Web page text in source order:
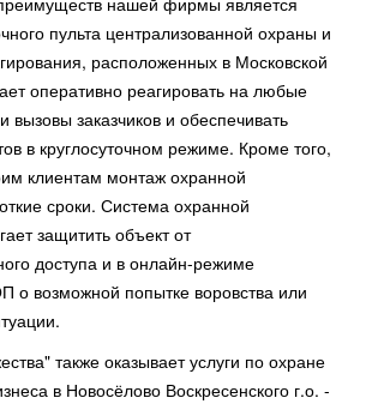
пульта централизованной охраны и
расположенных в Московской
оперативно реагировать на любые
вызовы заказчиков и обеспечивать
в круглосуточном режиме. Кроме того,
клиентам монтаж охранной
сроки. Система охранной
защитить объект от
доступа и в онлайн-режиме
о возможной попытке воровства или
также оказывает услуги по охране
в Новосёлово Воскресенского г.о. -